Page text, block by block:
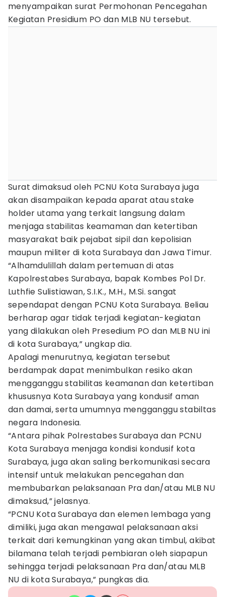
menyampaikan surat Permohonan Pencegahan
Kegiatan Presidium PO dan MLB NU tersebut.
Surat dimaksud oleh PCNU Kota Surabaya juga
akan disampaikan kepada aparat atau stake
holder utama yang terkait langsung dalam
menjaga stabilitas keamaman dan ketertiban
masyarakat baik pejabat sipil dan kepolisian
maupun militer di kota Surabaya dan Jawa Timur.
“Alhamdulillah dalam pertemuan di atas
Kapolrestabes Surabaya, bapak Kombes Pol Dr.
Luthfie Sulistiawan, S.I.K., M.H., M.Si. sangat
sependapat dengan PCNU Kota Surabaya. Beliau
berharap agar tidak terjadi kegiatan-kegiatan
yang dilakukan oleh Presedium PO dan MLB NU ini
di kota Surabaya,” ungkap dia.
Apalagi menurutnya, kegiatan tersebut
berdampak dapat menimbulkan resiko akan
mengganggu stabilitas keamanan dan ketertiban
khususnya Kota Surabaya yang kondusif aman
dan damai, serta umumnya mengganggu stabiltas
negara Indonesia.
“Antara pihak Polrestabes Surabaya dan PCNU
Kota Surabaya menjaga kondisi kondusif kota
Surabaya, juga akan saling berkomunikasi secara
intensif untuk melakukan pencegahan dan
membubarkan pelaksanaan Pra dan/atau MLB NU
dimaksud,” jelasnya.
“PCNU Kota Surabaya dan elemen lembaga yang
dimiliki, juga akan mengawal pelaksanaan aksi
terkait dari kemungkinan yang akan timbul, akibat
bilamana telah terjadi pembiaran oleh siapapun
sehingga terjadi pelaksanaan Pra dan/atau MLB
NU di kota Surabaya,” pungkas dia.